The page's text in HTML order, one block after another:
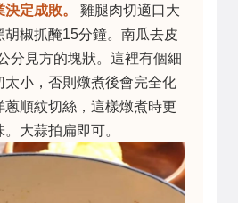
定成敗。
雞腿肉切適口大
胡椒抓醃15分鐘。南瓜去皮
分見方的塊狀。這裡有個細
太小，否則燉煮後會完全化
蔥順紋切絲，這樣燉煮時更
大蒜拍扁即可。